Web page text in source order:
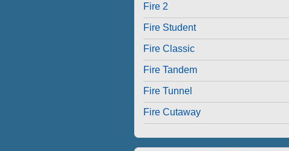
Fire 2
Fire Student
Fire Classic
Fire Tandem
Fire Tunnel
Fire Cutaway